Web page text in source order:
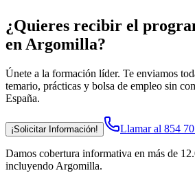
¿Quieres recibir el
en Argomilla?
Únete a la formación líder. Te enviamos
temario, prácticas y bolsa de empleo sin
España.
¡Solicitar Información! Llamar al 854
Damos cobertura informativa en más de
incluyendo Argomilla.